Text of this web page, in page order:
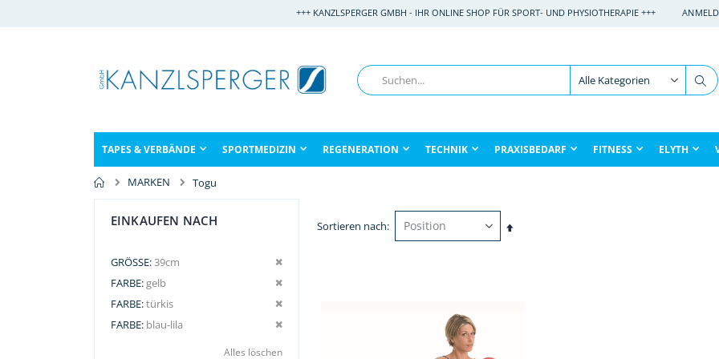
+++ KANZLSPERGER GMBH - IHR ONLINE SHOP FÜR SPORT- UND PHYSIOTHERAPIE +++
Suche
TAPES & VERBÄNDE SPORTMEDIZIN REGENERATION TECHNIK PRAXISBEDARF FITNESS ELYTH
MARKEN Togu
Sortieren nach
In
EINKAUFEN NACH
GRÖSSE 39cm
Dies entfernen
FARBE gelb
Dies entfernen
FARBE türkis
Dies entfernen
FARBE blau-lila Dies entfernen
Alles löschen